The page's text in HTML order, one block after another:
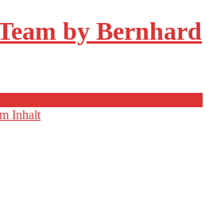
by Bernhard
Inhalt